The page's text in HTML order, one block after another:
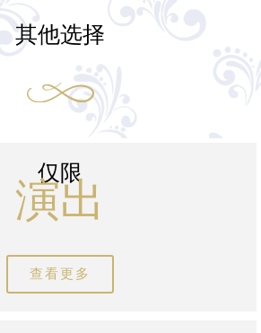
其他选择
仅限
演出
查看更多